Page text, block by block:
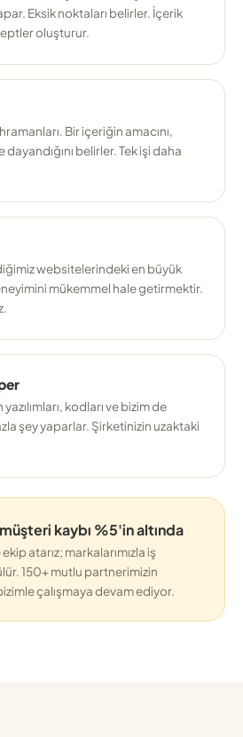
Eksik noktaları belirler. İçerik
oluşturur.
Bir içeriğin amacını,
belirler. Tek işi daha
websitelerindeki en büyük
mükemmel hale getirmektir.
kodları ve bizim de
şey yaparlar. Şirketinizin uzaktaki
müşteri kaybı %5'in altında
atarız; markalarımızla iş
150+ mutlu partnerimizin
çalışmaya devam ediyor.